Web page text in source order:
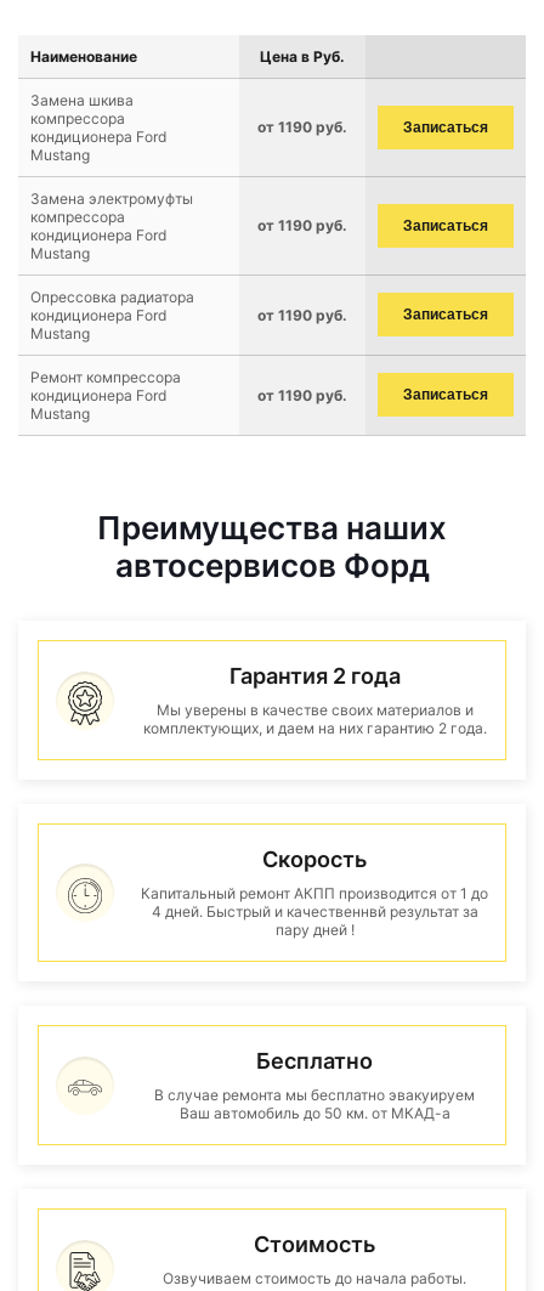
Наименование Цена в Руб.
Замена шкива
компрессора
кондиционера Ford
Mustang
от 1190 руб. Записаться
Замена электромуфты
компрессора
кондиционера Ford
Mustang
от 1190 руб. Записаться
Опрессовка радиатора
кондиционера Ford
Mustang
от 1190 руб. Записаться
Ремонт компрессора
кондиционера Ford
Mustang
от 1190 руб. Записаться
Преимущества наших
автосервисов Форд
Гарантия 2 года
Мы уверены в качестве своих материалов и
комплектующих, и даем на них гарантию 2 года.
Скорость
Капитальный ремонт АКПП производится от 1 до
4 дней. Быстрый и качественнвй результат за
пару дней !
Бесплатно
В случае ремонта мы бесплатно эвакуируем
Ваш автомобиль до 50 км. от МКАД-а
Стоимость
Озвучиваем стоимость до начала работы.